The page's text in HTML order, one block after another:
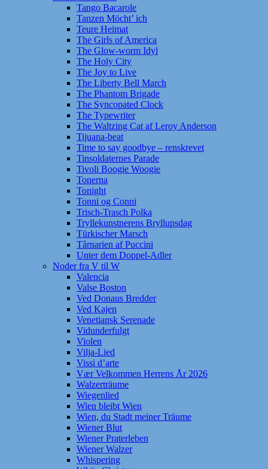
Tango Bacarole
Tanzen Möcht’ ich
Teure Heimat
The Girls of America
The Glow-worm Idyl
The Holy City
The Joy to Live
The Liberty Bell March
The Phantom Brigade
The Syncopated Clock
The Typewriter
The Waltzing Cat af Leroy Anderson
Tijuana-beat
Time to say goodbye – renskrevet
Tinsoldaternes Parade
Tivoli Boogie Woogie
Tonerna
Tonight
Tonni og Conni
Trisch-Trasch Polka
Tryllekunstnerens Bryllupsdag
Türkischer Marsch
Tårnarien af Puccini
Unter dem Doppel-Adler
Noder fra V til W
Valencia
Valse Boston
Ved Donaus Bredder
Ved Kajen
Venetiansk Serenade
Vidunderfulgt
Violen
Vilja-Lied
Vissi d’arte
Vær Velkommen Herrens År 2026
Walzerträume
Wiegenlied
Wien bleibt Wien
Wien, du Stadt meiner Träume
Wiener Blut
Wiener Praterleben
Wiener Walzer
Whispering